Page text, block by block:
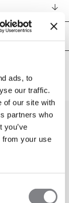
ads, to
our traffic.
of our site with
partners who
you’ve
from your use
Keine
Nylon 34% Recyceltes